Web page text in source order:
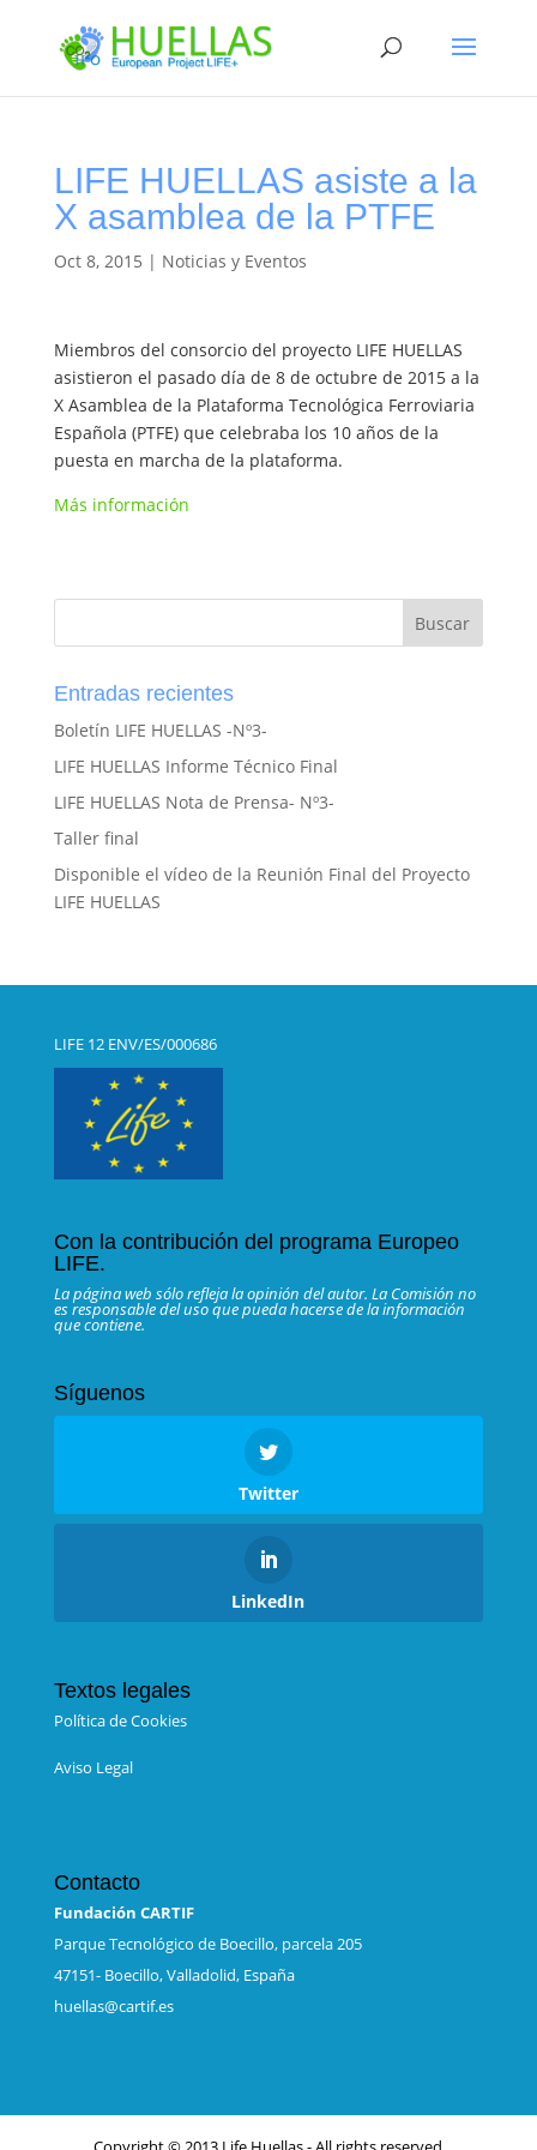
LIFE HUELLAS asiste a la
X asamblea de la PTFE
Oct 8, 2015 | Noticias y Eventos
Miembros del consorcio del proyecto LIFE HUELLAS
asistieron el pasado día de 8 de octubre de 2015 a la
X Asamblea de la Plataforma Tecnológica Ferroviaria
Española (PTFE) que celebraba los 10 años de la
puesta en marcha de la plataforma.
Más información
Entradas recientes
Boletín LIFE HUELLAS -Nº3-
LIFE HUELLAS Informe Técnico Final
LIFE HUELLAS Nota de Prensa- Nº3-
Taller final
Disponible el vídeo de la Reunión Final del Proyecto
LIFE HUELLAS
LIFE 12 ENV/ES/000686
Con la contribución del programa Europeo
LIFE.
La página web sólo refleja la opinión del autor. La Comisión no
es responsable del uso que pueda hacerse de la información
que contiene.
Síguenos
Twitter
LinkedIn
Textos legales
Política de Cookies
Aviso Legal
Contacto
Fundación CARTIF
Parque Tecnológico de Boecillo, parcela 205
47151- Boecillo, Valladolid, España
huellas@cartif.es